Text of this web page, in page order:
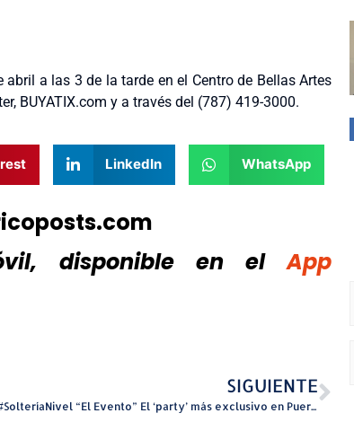
abril a las 3 de la tarde en el Centro de Bellas Artes
BUYATIX.com y a través del (787) 419-3000.
LinkedIn WhatsApp
disponible
en el
App
SIGUIENTE
Llega #SolteríaNivel “El Evento” El ‘party’ más exclusivo en Puerto Rico para personas solteras